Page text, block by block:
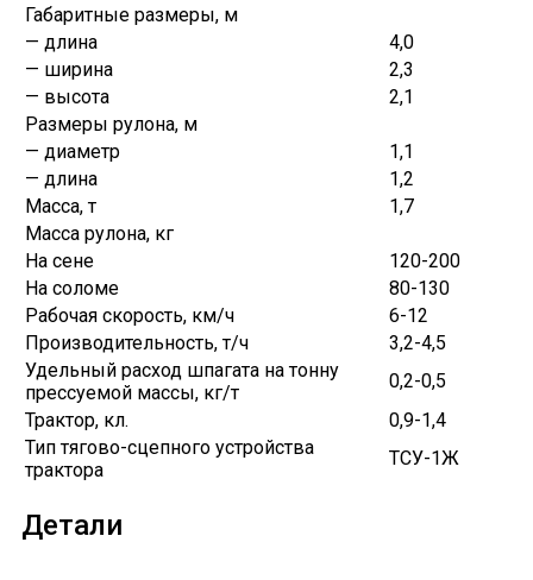
Габаритные размеры, м
— длина
4,0
— ширина
2,3
— высота
2,1
Размеры рулона, м
— диаметр
1,1
— длина
1,2
Масса, т
1,7
Масса рулона, кг
На сене
120-200
На соломе
80-130
Рабочая скорость, км/ч
6-12
Производительность, т/ч
3,2-4,5
Удельный расход шпагата на тонну
прессуемой массы, кг/т
0,2-0,5
Трактор, кл.
0,9-1,4
Тип тягово-сцепного устройства
трактора
ТСУ-1Ж
Детали